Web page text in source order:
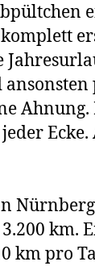
Ecke.
3.200
km pro